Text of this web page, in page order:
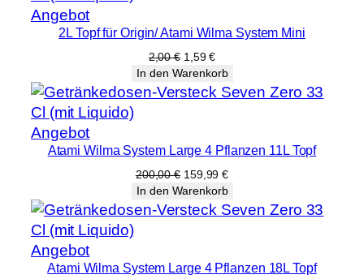
AngebotProdukt
im
2L Topf für Origin/ Atami Wilma System Mini
2,00€ Ursprünglicher
Preis
war:
2,00 €
1,59€Aktueller
Preis
ist:
1,59 €.
In den Warenkorb
AngebotProdukt
im
Angebot
Atami Wilma System Large 4 Pflanzen 11L Topf
200,00€ Ursprünglicher
Preis
war:
200,00 €
159,99€Aktueller
Preis
ist:
159,99 €.
In den Warenkorb
AngebotProdukt
im
Atami Wilma System Large 4 Pflanzen 18L Topf